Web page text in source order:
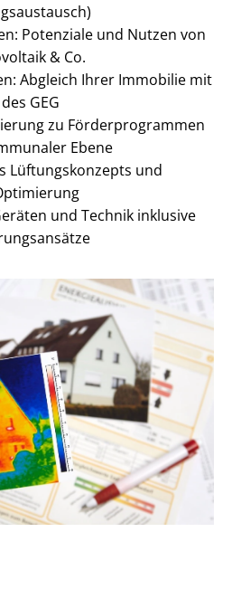
Potenziale und Nutzen von
& Co.
Abgleich Ihrer Immobilie mit
GEG
zu För­der­pro­gram­men
Ebene
Lüf­tungs­kon­zepts und
und Technik inklusive